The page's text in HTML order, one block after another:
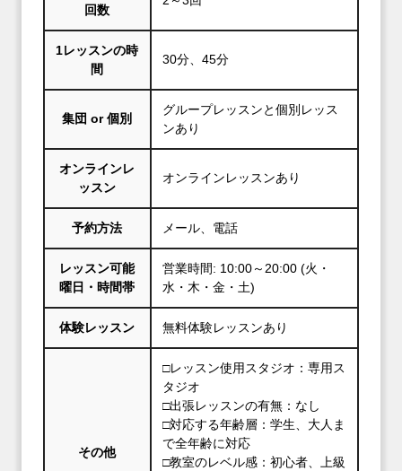
回数
1レッスンの時
間
30分、45分
集団 or 個別
グループレッスンと個別レッス
ンあり
オンラインレ
ッスン
オンラインレッスンあり
予約方法 メール、電話
レッスン可能
曜日・時間帯
営業時間: 10:00～20:00 (火・
水・木・金・土)
体験レッスン 無料体験レッスンあり
その他
□レッスン使用スタジオ：専用ス
タジオ
□出張レッスンの有無：なし
□対応する年齢層：学生、大人ま
で全年齢に対応
□教室のレベル感：初心者、上級